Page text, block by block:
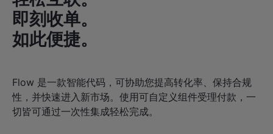
即刻收单。
如此便捷。
Flow 是一款智能代码，可协助您提高转化率、保持合规
性，并快速进入新市场。使用可自定义组件受理付款，一
切皆可通过一次性集成轻松完成。